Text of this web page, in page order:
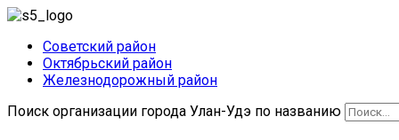
Советский район
Октябрьский район
Железнодорожный район
Поиск организации города Улан-Удэ по названию